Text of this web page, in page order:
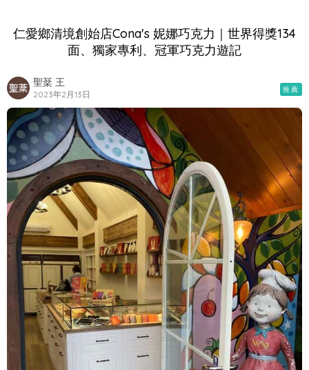
仁愛鄉清境創始店Cona's 妮娜巧克力｜世界得獎134
面、獨家專利、冠軍巧克力遊記
聖棻 王
2023年2月13日 推薦